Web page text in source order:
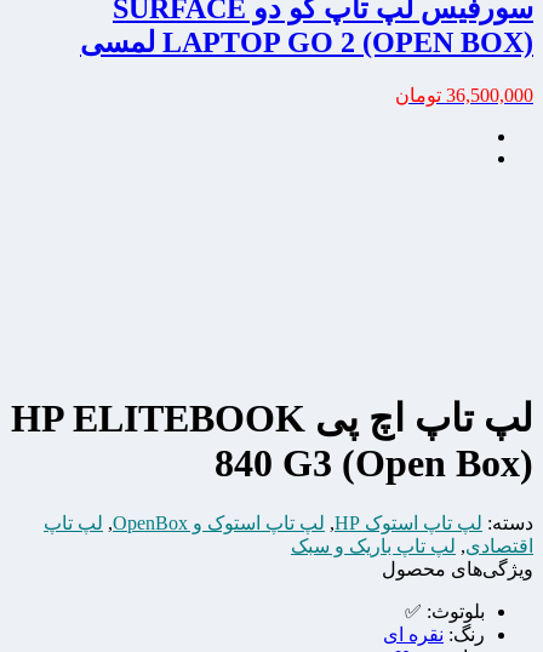
سورفیس لپ تاپ گو دو SURFACE
LAPTOP GO 2 (OPEN BOX) لمسی
36,500,000 تومان
لپ تاپ اچ پی HP ELITEBOOK
840 G3 (Open Box)
دسته: لپ تاپ استوک HP , لپ تاپ استوک و OpenBox , لپ تاپ
اقتصادی, لپ تاپ باریک و سبک
ویژگی‌های محصول
بلوتوث: ✅
رنگ: نقره ای